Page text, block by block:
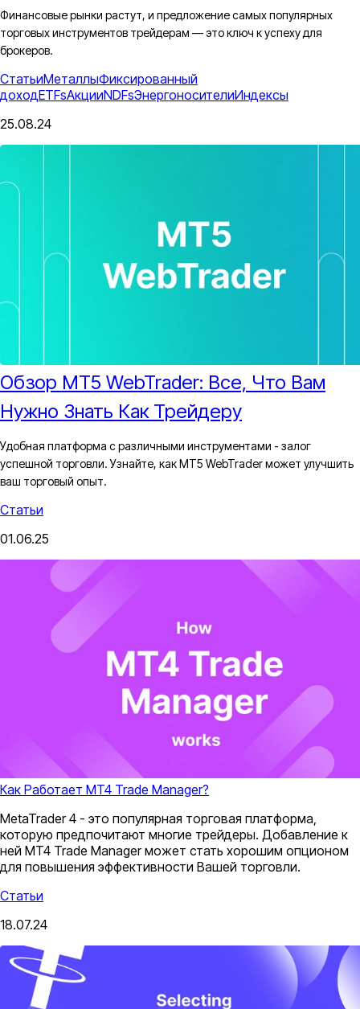
Финансовые рынки растут, и предложение самых популярных
торговых инструментов трейдерам — это ключ к успеху для
брокеров.
СтатьиМеталлыФиксированный
доходETFsАкцииNDFsЭнергоносителиИндексы
25.08.24
Обзор MT5 WebTrader: Все, Что Вам
Нужно Знать Как Трейдеру
Удобная платформа с различными инструментами - залог
успешной торговли. Узнайте, как MT5 WebTrader может улучшить
ваш торговый опыт.
Статьи
01.06.25
Как Работает MT4 Trade Manager?
MetaTrader 4 - это популярная торговая платформа,
которую предпочитают многие трейдеры. Добавление к
ней MT4 Trade Manager может стать хорошим опционом
для повышения эффективности Вашей торговли.
Статьи
18.07.24